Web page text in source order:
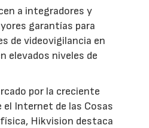
a integradores y
garantías para
de videovigilancia en
elevados niveles de
por la creciente
Internet de las Cosas
Hikvision destaca